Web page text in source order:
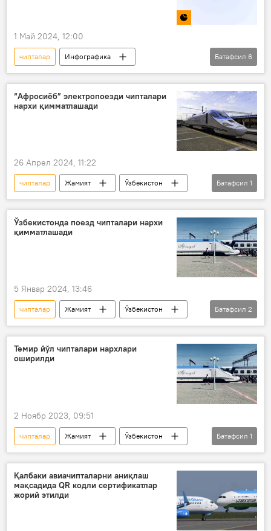
1 Май 2024, 12:00
чипталар
Инфографика
Ўзбекистон
поезд қатнови
авиапарвозлар
такси
автобус
нарх-наво
Батафсил 6
“Афросиёб” электропоезди чипталари
нархи қимматлашади
26 Апрел 2024, 11:22
чипталар Жамият
Ўзбекистон
тезюрар поезд
Батафсил 1
Ўзбекистонда поезд чипталари нархи
қимматлашади
5 Январ 2024, 13:46
чипталар Жамият
Ўзбекистон
тезюрар поезд
нарх-наво
Батафсил 2
Темир йўл чипталари нархлари
оширилди
2 Ноябр 2023, 09:51
чипталар Жамият
Ўзбекистон
темир йўл
Батафсил 1
Қалбаки авиачипталарни аниқлаш
мақсадида QR кодли сертификатлар
жорий этилди